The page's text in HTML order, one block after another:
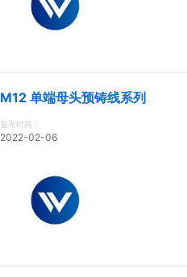
M12 单端母头预铸线系列
发布时间：
2022-02-06